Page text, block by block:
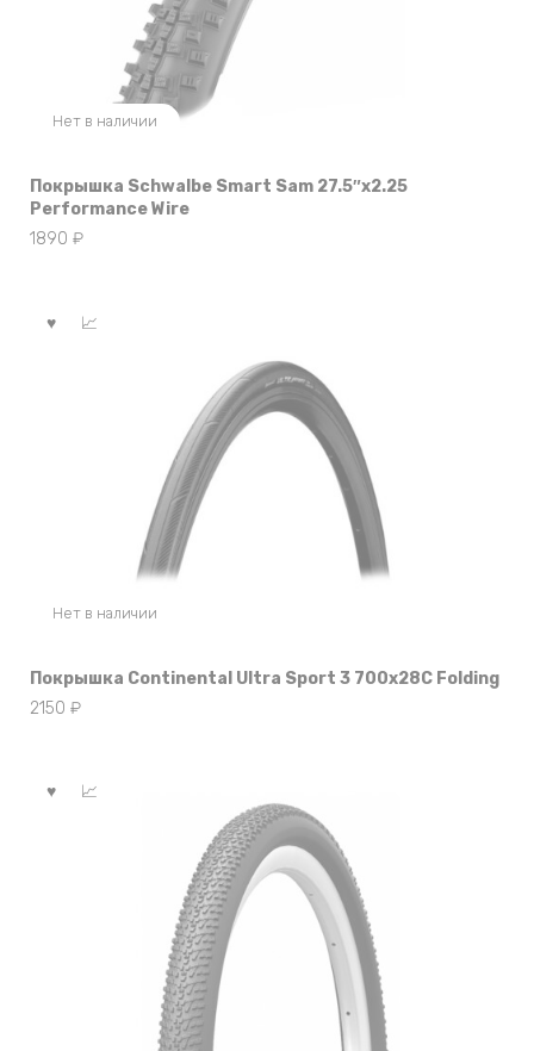
Нет в наличии
Покрышка Schwalbe Smart Sam 27.5″x2.25
Performance Wire
1890 ₽
Нет в наличии
Покрышка Continental Ultra Sport 3 700x28C Folding
2150 ₽